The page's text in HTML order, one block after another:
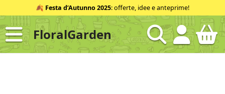
al
contenuto
ID
🍂 Festa d’Autunno 2025: offerte, idee e anteprime!
FloralGarden